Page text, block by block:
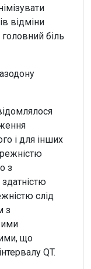
відміни
біль
і для інших
з
слід
з
що
QT.